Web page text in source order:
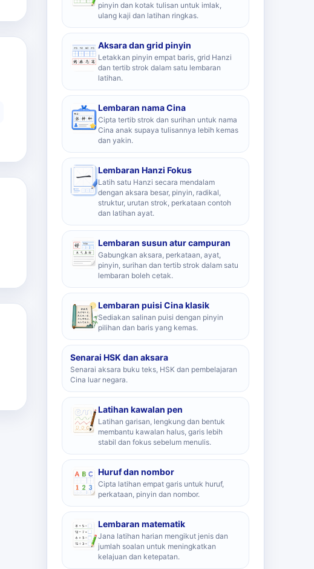
pinyin dan kotak tulisan untuk imlak,
ulang kaji dan latihan ringkas.
Aksara dan grid pinyin
Letakkan pinyin empat baris, grid Hanzi
dan tertib strok dalam satu lembaran
latihan.
Lembaran nama Cina
Cipta tertib strok dan surihan untuk nama
Cina anak supaya tulisannya lebih kemas
dan yakin.
Lembaran Hanzi Fokus
Latih satu Hanzi secara mendalam
dengan aksara besar, pinyin, radikal,
struktur, urutan strok, perkataan contoh
dan latihan ayat.
Lembaran susun atur campuran
Gabungkan aksara, perkataan, ayat,
pinyin, surihan dan tertib strok dalam satu
lembaran boleh cetak.
Lembaran puisi Cina klasik
Sediakan salinan puisi dengan pinyin
pilihan dan baris yang kemas.
Senarai HSK dan aksara
Senarai aksara buku teks, HSK dan pembelajaran
Cina luar negara.
Latihan kawalan pen
Latihan garisan, lengkung dan bentuk
membantu kawalan halus, garis lebih
stabil dan fokus sebelum menulis.
Huruf dan nombor
Cipta latihan empat garis untuk huruf,
perkataan, pinyin dan nombor.
Lembaran matematik
Jana latihan harian mengikut jenis dan
jumlah soalan untuk meningkatkan
kelajuan dan ketepatan.